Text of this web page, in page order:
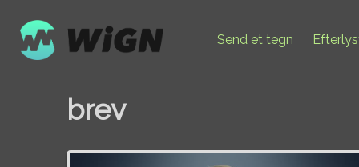
Send et tegn
brev